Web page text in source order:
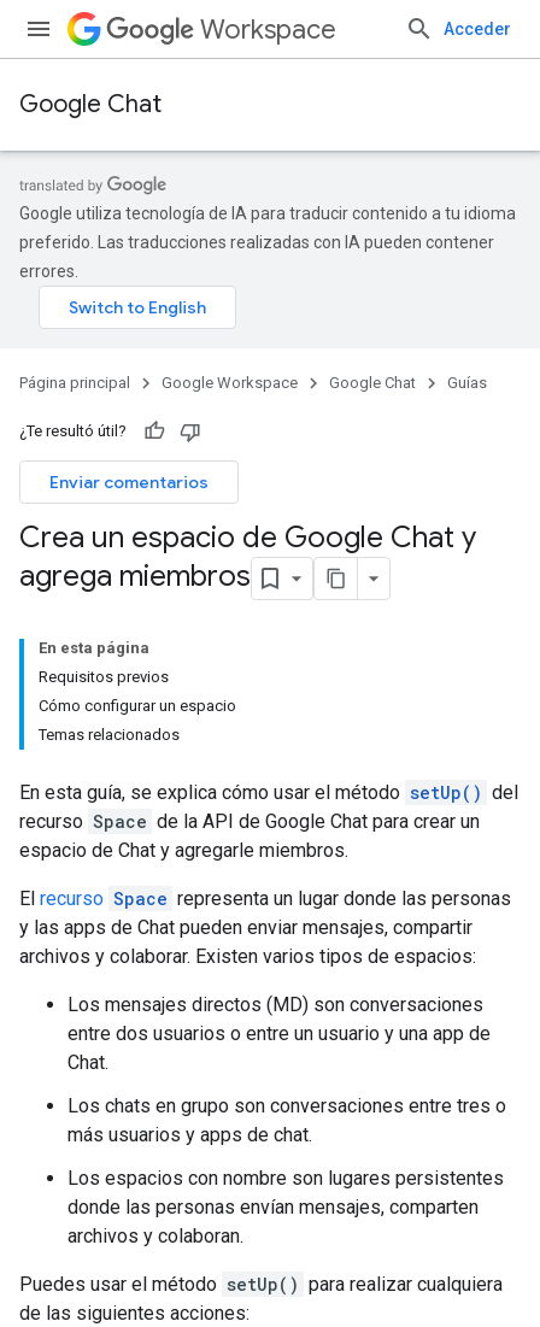
Workspace Acceder
Google Chat
Google utiliza tecnología de IA para traducir contenido a tu idioma
preferido. Las traducciones realizadas con IA pueden contener
errores.
Página principal Google Workspace Google Chat Guías
¿Te resultó útil?
Enviar comentarios
Crea un espacio de Google Chat y
agrega miembros
En esta página
Requisitos previos
Cómo configurar un espacio
Temas relacionados
En esta guía, se explica cómo usar el método setUp() del
recurso Space de la API de Google Chat para crear un
espacio de Chat y agregarle miembros.
El recurso Space representa un lugar donde las personas
y las apps de Chat pueden enviar mensajes, compartir
archivos y colaborar. Existen varios tipos de espacios:
Los mensajes directos (MD) son conversaciones
entre dos usuarios o entre un usuario y una app de
Chat.
Los chats en grupo son conversaciones entre tres o
más usuarios y apps de chat.
Los espacios con nombre son lugares persistentes
donde las personas envían mensajes, comparten
archivos y colaboran.
Puedes usar el método setUp() para realizar cualquiera
de las siguientes acciones: